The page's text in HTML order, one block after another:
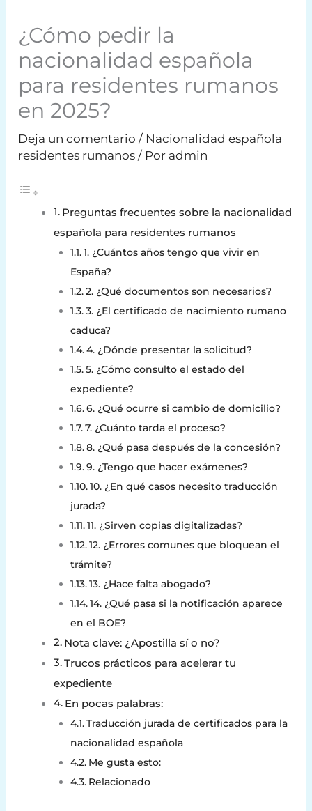
¿Cómo pedir la
nacionalidad española
para residentes rumanos
en 2025?
Deja un comentario / Nacionalidad española
residentes rumanos / Por admin
Preguntas frecuentes sobre la nacionalidad
española para residentes rumanos
1. ¿Cuántos años tengo que vivir en
España?
2. ¿Qué documentos son necesarios?
3. ¿El certificado de nacimiento rumano
caduca?
4. ¿Dónde presentar la solicitud?
5. ¿Cómo consulto el estado del
expediente?
6. ¿Qué ocurre si cambio de domicilio?
7. ¿Cuánto tarda el proceso?
8. ¿Qué pasa después de la concesión?
9. ¿Tengo que hacer exámenes?
10. ¿En qué casos necesito traducción
jurada?
11. ¿Sirven copias digitalizadas?
12. ¿Errores comunes que bloquean el
trámite?
13. ¿Hace falta abogado?
14. ¿Qué pasa si la notificación aparece
en el BOE?
Nota clave: ¿Apostilla sí o no?
Trucos prácticos para acelerar tu
expediente
En pocas palabras:
Traducción jurada de certificados para la
nacionalidad española
Me gusta esto:
Relacionado